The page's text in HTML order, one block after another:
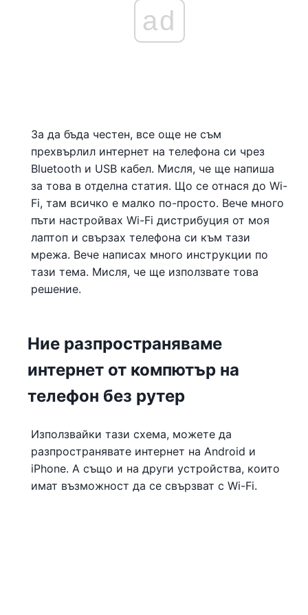
ad
За да бъда честен, все още не съм
прехвърлил интернет на телефона си чрез
Bluetooth и USB кабел. Мисля, че ще напиша
за това в отделна статия. Що се отнася до Wi-
Fi, там всичко е малко по-просто. Вече много
пъти настройвах Wi-Fi дистрибуция от моя
лаптоп и свързах телефона си към тази
мрежа. Вече написах много инструкции по
тази тема. Мисля, че ще използвате това
решение.
Ние разпространяваме
интернет от компютър на
телефон без рутер
Използвайки тази схема, можете да
разпространявате интернет на Android и
iPhone. А също и на други устройства, които
имат възможност да се свързват с Wi-Fi.